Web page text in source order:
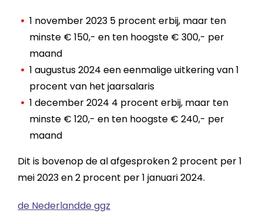
1 november 2023 5 procent erbij, maar ten
minste € 150,- en ten hoogste € 300,- per
maand
1 augustus 2024 een eenmalige uitkering van 1
procent van het jaarsalaris
1 december 2024 4 procent erbij, maar ten
minste € 120,- en ten hoogste € 240,- per
maand
Dit is bovenop de al afgesproken 2 procent per 1
mei 2023 en 2 procent per 1 januari 2024.
de Nederlandde ggz